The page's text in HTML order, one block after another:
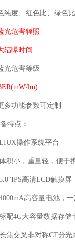
纯度、红色比、绿色
光危害辐照
辐曝时间
光危害等级
lm)
多功能参数可定制
特点：
操作系统平台
积小，重量轻，便于
高清LCD触摸屏
高容量电池，
配4G大容量数据存储
焦交叉非对称CT分光